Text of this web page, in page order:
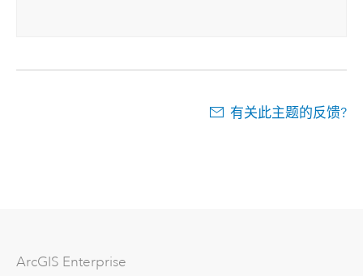
有关此主题的反馈?
ArcGIS Enterprise